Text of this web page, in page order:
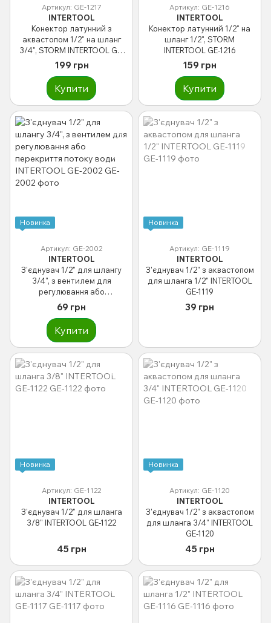
Артикул: GE-1217
INTERTOOL
Конектор латунний з
аквастопом 1/2" на шланг
3/4", STORM INTERTOOL GE-
1217
199 грн
Купити
Артикул: GE-1216
INTERTOOL
Конектор латунний 1/2" на
шланг 1/2", STORM
INTERTOOL GE-1216
159 грн
Купити
Новинка
Артикул: GE-2002
INTERTOOL
З'єднувач 1/2" для шлангу
3/4", з вентилем для
регулювання або
перекриття потоку води
INTERTOOL GE-2002
69 грн
Купити
Новинка
Артикул: GE-1119
INTERTOOL
З'єднувач 1/2" з аквастопом
для шланга 1/2" INTERTOOL
GE-1119
39 грн
Новинка
Артикул: GE-1122
INTERTOOL
З'єднувач 1/2" для шланга
3/8" INTERTOOL GE-1122
45 грн
Новинка
Артикул: GE-1120
INTERTOOL
З'єднувач 1/2" з аквастопом
для шланга 3/4" INTERTOOL
GE-1120
45 грн